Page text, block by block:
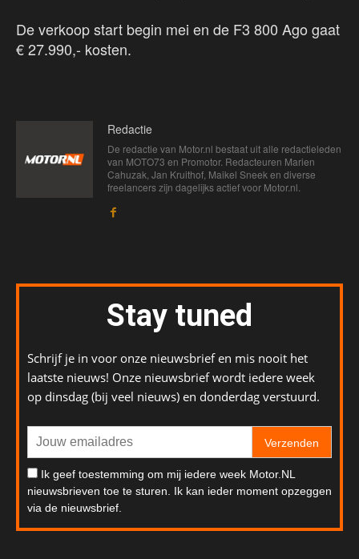
De verkoop start begin mei en de F3 800 Ago gaat
€ 27.990,- kosten.
Redactie
De redactie van Motor.nl bestaat uit alle redactieleden
van MOTO73 en Promotor. Redacteuren Marien
Cahuzak, Jan Kruithof, Maikel Sneek en diverse
freelancers zijn dagelijks actief voor Motor.nl.
Stay tuned
Schrijf je in voor onze nieuwsbrief en mis nooit het
laatste nieuws! Onze nieuwsbrief wordt iedere week
op dinsdag (bij veel nieuws) en donderdag verstuurd.
Verzenden
Ik geef toestemming om mij iedere week Motor.NL
nieuwsbrieven toe te sturen. Ik kan ieder moment opzeggen
via de nieuwsbrief.